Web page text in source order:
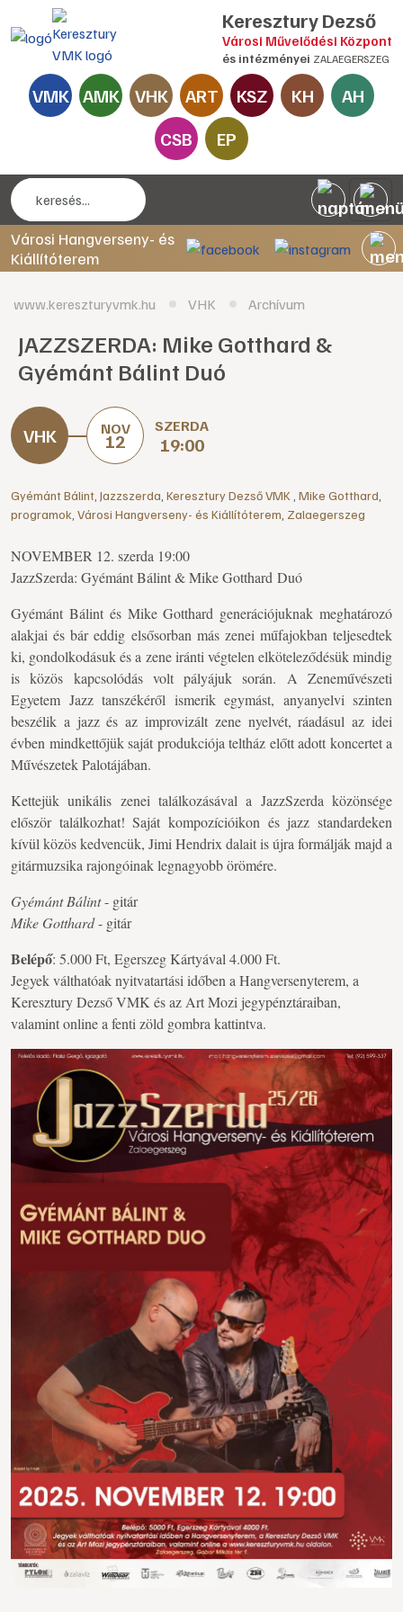
Keresztury Dezső
Városi Művelődési Központ
és intézményei ZALAEGERSZEG
VMK AMK VHK ART KSZ KH
AH
CSB
EP
Városi Hangverseny- és
Kiállítóterem
www.kereszturyvmk.hu VHK Archívum
JAZZSZERDA: Mike Gotthard &
Gyémánt Bálint Duó
NOV
12
SZERDA
19:00
Gyémánt Bálint Jazzszerda Keresztury Dezső VMK Mike Gotthard
programok Városi Hangverseny- és Kiállítóterem Zalaegerszeg
NOVEMBER 12. szerda 19:00
JazzSzerda: Gyémánt Bálint & Mike Gotthard Duó
Gyémánt Bálint és Mike Gotthard generációjuknak meghatározó
alakjai és bár eddig elsősorban más zenei műfajokban teljesedtek
ki, gondolkodásuk és a zene iránti végtelen elköteleződésük mindig
is közös kapcsolódás volt pályájuk során. A Zeneművészeti
Egyetem Jazz tanszékéről ismerik egymást, anyanyelvi szinten
beszélik a jazz és az improvizált zene nyelvét, ráadásul az idei
évben mindkettőjük saját produkciója teltház előtt adott koncertet a
Művészetek Palotájában.
Kettejük unikális zenei találkozásával a JazzSzerda közönsége
először találkozhat! Saját kompozícióikon és jazz standardeken
kívül közös kedvencük, Jimi Hendrix dalait is újra formálják majd a
gitármuzsika rajongóinak legnagyobb örömére.
Gyémánt Bálint- gitár
Mike Gotthard- gitár
Belépő: 5.000 Ft, Egerszeg Kártyával 4.000 Ft.
Jegyek válthatóak nyitvatartási időben a Hangversenyterem, a
Keresztury Dezső VMK és az Art Mozi jegypénztáraiban,
valamint online a fenti zöld gombra kattintva.